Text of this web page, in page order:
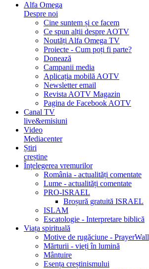
Alfa Omega
Despre noi
Cine suntem și ce facem
Ce spun alții despre AOTV
Noutăți Alfa Omega TV
Proiecte - Cum poți fi parte?
Donează
Campanii media
Aplicația mobilă AOTV
Newsletter email
Revista AOTV Magazin
Pagina de Facebook AOTV
Canal TV
live&emisiuni
Video
Mediacenter
Știri
creștine
Înțelegerea vremurilor
România - actualități comentate
Lume - actualități comentate
PRO-ISRAEL
Broșură gratuită ISRAEL
ISLAM
Escatologie - Interpretare biblică
Viața spirituală
Motive de rugăciune - PrayerWall
Mărturii - vieți în lumină
Mântuire
Esența creștinismului